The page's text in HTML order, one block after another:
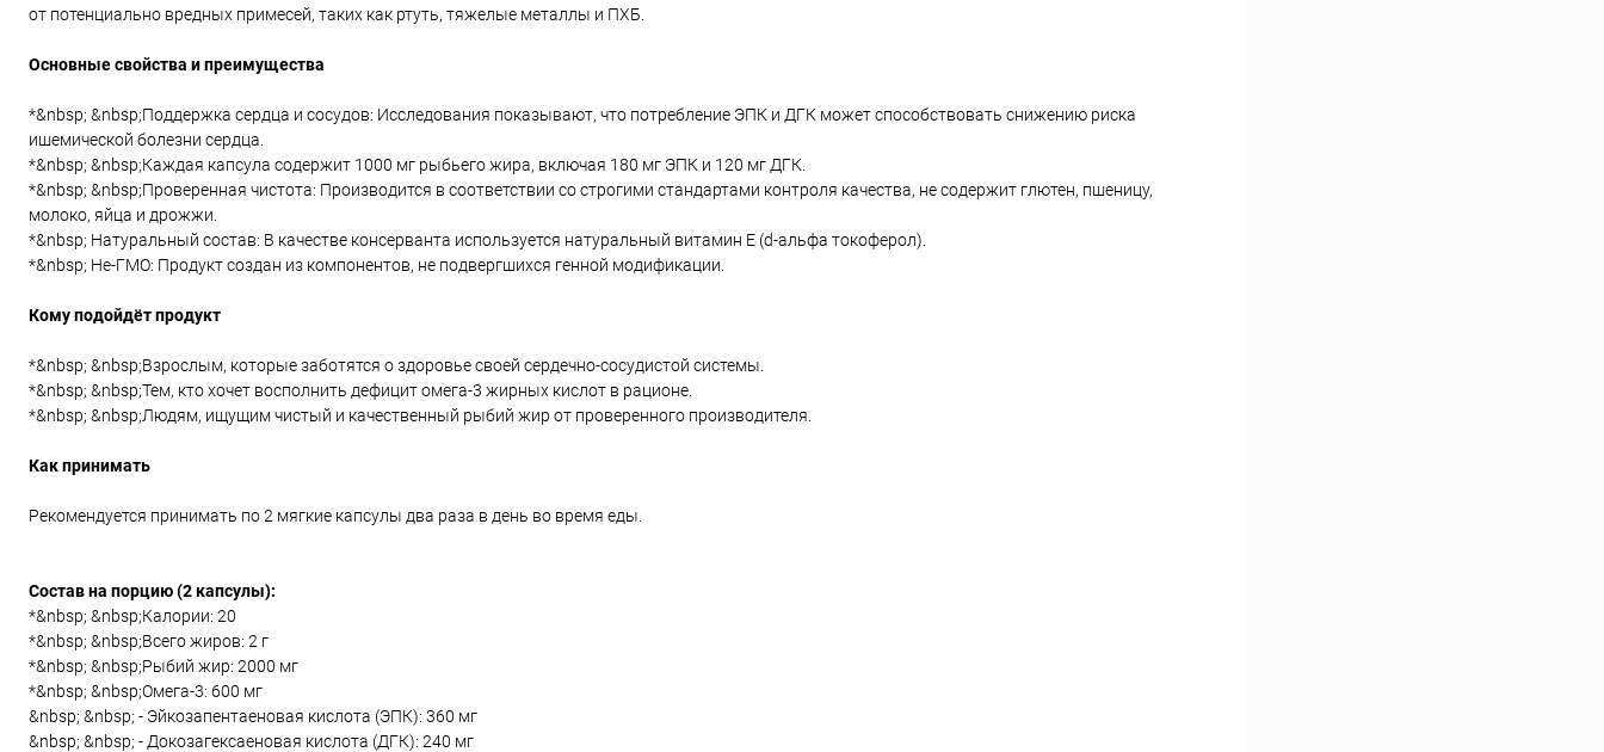
от потенциально вредных примесей, таких как ртуть, тяжелые металлы и ПХБ.
Основные свойства и преимущества
*&nbsp; &nbsp;Поддержка сердца и сосудов: Исследования показывают, что потребление ЭПК и ДГК может способствовать снижению риска
ишемической болезни сердца.
*&nbsp; &nbsp;Каждая капсула содержит 1000 мг рыбьего жира, включая 180 мг ЭПК и 120 мг ДГК.
*&nbsp; &nbsp;Проверенная чистота: Производится в соответствии со строгими стандартами контроля качества, не содержит глютен, пшеницу,
молоко, яйца и дрожжи.
*&nbsp; Натуральный состав: В качестве консерванта используется натуральный витамин E (d-альфа токоферол).
*&nbsp; Не-ГМО: Продукт создан из компонентов, не подвергшихся генной модификации.
Кому подойдёт продукт
*&nbsp; &nbsp;Взрослым, которые заботятся о здоровье своей сердечно-сосудистой системы.
*&nbsp; &nbsp;Тем, кто хочет восполнить дефицит омега-3 жирных кислот в рационе.
*&nbsp; &nbsp;Людям, ищущим чистый и качественный рыбий жир от проверенного производителя.
Как принимать
Рекомендуется принимать по 2 мягкие капсулы два раза в день во время еды.
Состав на порцию (2 капсулы):
*&nbsp; &nbsp;Калории: 20
*&nbsp; &nbsp;Всего жиров: 2 г
*&nbsp; &nbsp;Рыбий жир: 2000 мг
*&nbsp; &nbsp;Омега-3: 600 мг
&nbsp; &nbsp; - Эйкозапентаеновая кислота (ЭПК): 360 мг
&nbsp; &nbsp; - Докозагексаеновая кислота (ДГК): 240 мг